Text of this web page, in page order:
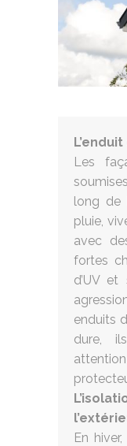
Les
long de
pluie,
avec
fortes
d’UV
enduits
dure,
En